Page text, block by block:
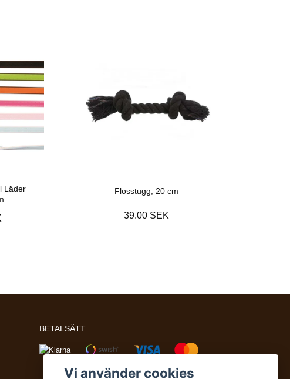
Läder
Flosstugg, 20 cm
39.00 SEK
BETALSÄTT
Vi använder cookies